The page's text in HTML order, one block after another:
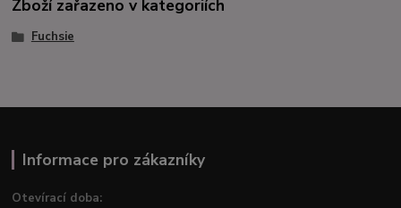
Zboží zařazeno v kategoriích
Fuchsie
Informace pro zákazníky
Otevírací doba: